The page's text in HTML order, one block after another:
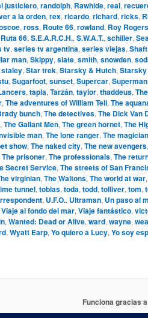
justiciero, randolph, Rawhide, real,
a la orden, rex, ricardo, richard, ricks,
, ross, Route 66, rowland, Roy Rogers
Ruta 66, S.E.A.R.C.H., S.W.A.T., schiller,
tv, series tv argentina, series viejas, Shaft
man, Skippy, slate, smith, snowden,
staley, Star trek, Starsky & Hutch,
, Sugarfoot, sunset, Supercar, Superman
, tapia, Tarzán, taylor, thaddeus,
, The adventures of William Tell, The
bunch, The detectives, The Dick Van
, The Gallant Men, The green hornet, The
man, The lone ranger, The magician
show, The naked city, The new avengers,
The prisoner, The professionals, The
Secret Service, The streets of San
virginian, The Waltons, The world at war,
tunnel, tobias, toda, todd, tolliver, tom,
, U.F.O., Ultraman, Un paso al
Viaje al fondo del mar, Viaje fantástico,
, Wanted: Dead or Alive, ward, wayne,
, Wyatt Earp, Yo quiero a Lucy, Yo soy
Funciona gracias